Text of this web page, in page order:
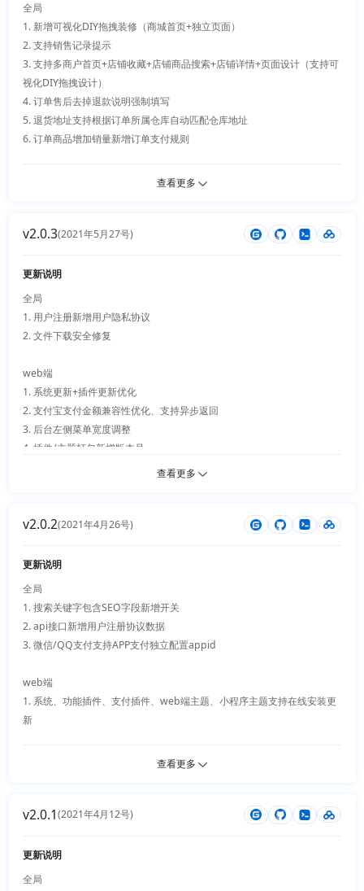
全局
1. 新增可视化DIY拖拽装修（商城首页+独立页面）
2. 支持销售记录提示
3. 支持多商户首页+店铺收藏+店铺商品搜索+店铺详情+页面设计（支持可
视化DIY拖拽设计）
4. 订单售后去掉退款说明强制填写
5. 退货地址支持根据订单所属仓库自动匹配仓库地址
6. 订单商品增加销量新增订单支付规则
1. 新增销售记录插件（首页展示最新销售商品、商品详情浮窗提示）
3. 多商户（新版优化+支持小程序）
4. 新增支付宝当面付插件
5. 新增头条小程序支付插件
查看更多
v2.0.3(2021年5月27号)
更新说明
全局
1. 用户注册新增用户隐私协议
2. 文件下载安全修复
web端
1. 系统更新+插件更新优化
2. 支付宝支付金额兼容性优化、支持异步返回
3. 后台左侧菜单宽度调整
4. 插件/主题打包新增版本号
插件
2. 优惠券插件修复web端未登录点击领取无响应
4. 新增第三方登录插件
查看更多
v2.0.2(2021年4月26号)
更新说明
全局
1. 搜索关键字包含SEO字段新增开关
2. api接口新增用户注册协议数据
3. 微信/QQ支付支持APP支付独立配置appid
web端
1. 系统、功能插件、支付插件、web端主题、小程序主题支持在线安装更
新
插件
查看更多
v2.0.1(2021年4月12号)
更新说明
全局